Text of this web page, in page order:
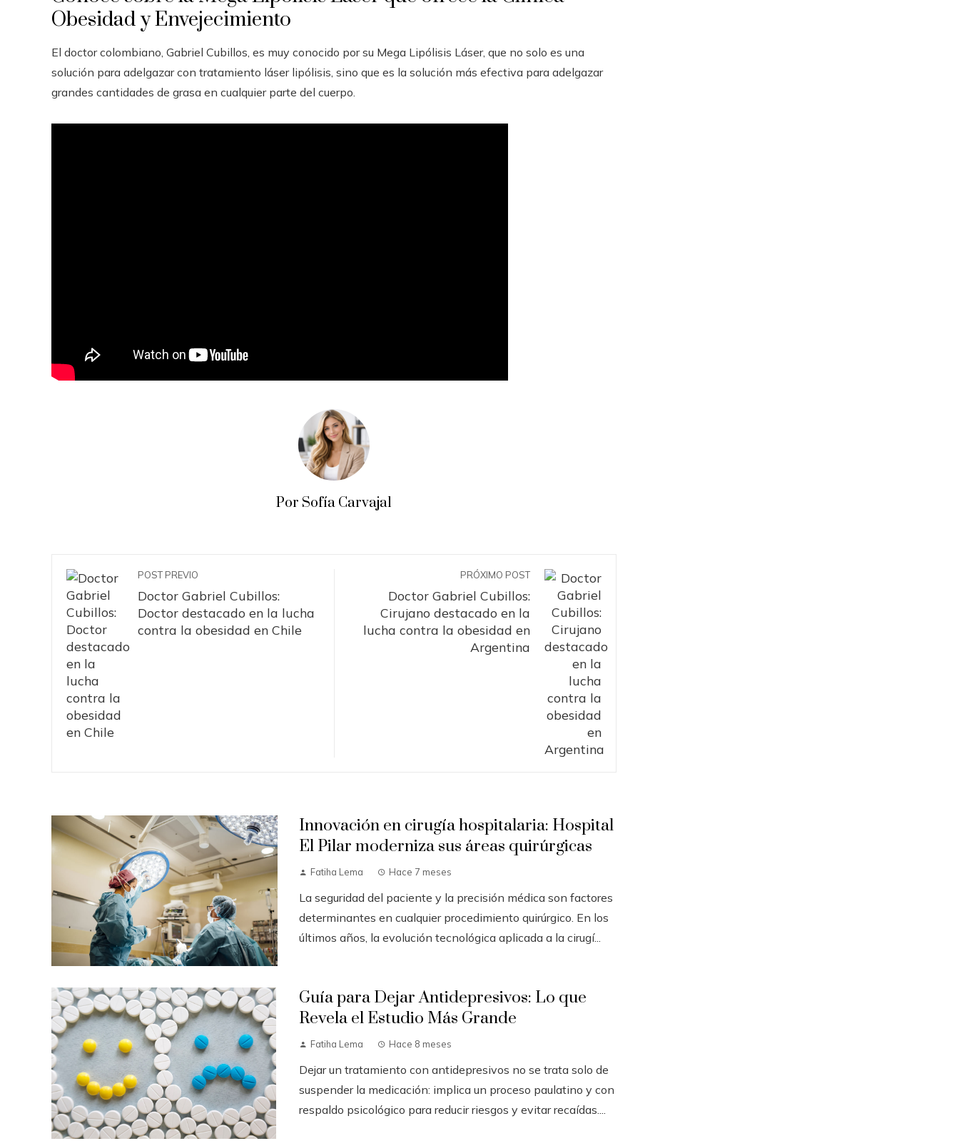
Obesidad y Envejecimiento
El doctor colombiano, Gabriel Cubillos, es muy conocido por su Mega Lipólisis Láser, que no solo es una
solución para adelgazar con tratamiento láser lipólisis, sino que es la solución más efectiva para adelgazar
grandes cantidades de grasa en cualquier parte del cuerpo.
Por Sofía Carvajal
POST PREVIO
Doctor Gabriel Cubillos:
Doctor destacado en la lucha
contra la obesidad en Chile
PRÓXIMO POST
Doctor Gabriel Cubillos:
Cirujano destacado en la
lucha contra la obesidad en
Argentina
Innovación en cirugía hospitalaria: Hospital
El Pilar moderniza sus áreas quirúrgicas
Fatiha Lema Hace 7 meses
La seguridad del paciente y la precisión médica son factores
determinantes en cualquier procedimiento quirúrgico. En los
últimos años, la evolución tecnológica aplicada a la cirugí...
Guía para Dejar Antidepresivos: Lo que
Revela el Estudio Más Grande
Fatiha Lema Hace 8 meses
Dejar un tratamiento con antidepresivos no se trata solo de
suspender la medicación: implica un proceso paulatino y con
respaldo psicológico para reducir riesgos y evitar recaídas....